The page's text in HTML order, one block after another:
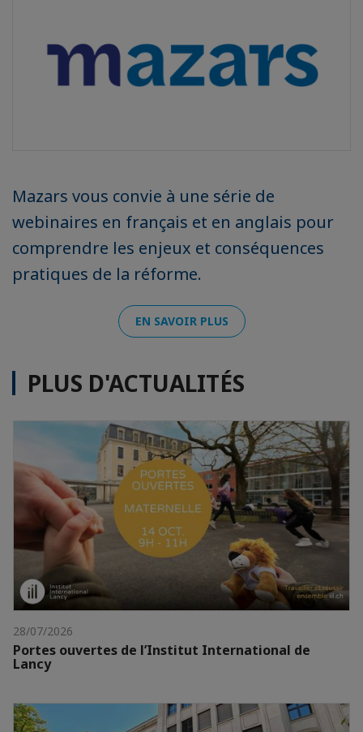
Mazars vous convie à une série de
webinaires en français et en anglais pour
comprendre les enjeux et conséquences
pratiques de la réforme.
EN SAVOIR PLUS
PLUS D'ACTUALITÉS
28/07/2026
Portes ouvertes de l’Institut International de
Lancy